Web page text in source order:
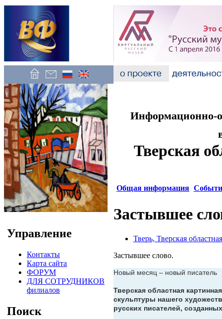
Управление
Контакты
Карта сайта
ФОРУМ
ДЛЯ СОТРУДНИКОВ
филиалов
Поиск
Информационно-
Тверская
Общая информация
Застывшее
Тверь, Тверская
Застывшее слово.
Новый месяц – новый писатель
Тверская областная
скульп­туры нашего
русских писателей,